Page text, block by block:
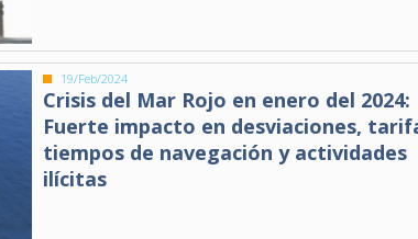
19/Feb/2024
Crisis del Mar Rojo en enero del 2024:
Fuerte impacto en desviaciones,
tiempos de navegación y actividades
ilícitas